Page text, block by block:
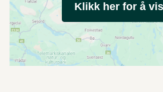
Klikk her for å